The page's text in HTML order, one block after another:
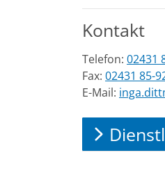
Kontakt
Telefon: 02431
Fax: 02431 85-
E-Mail: